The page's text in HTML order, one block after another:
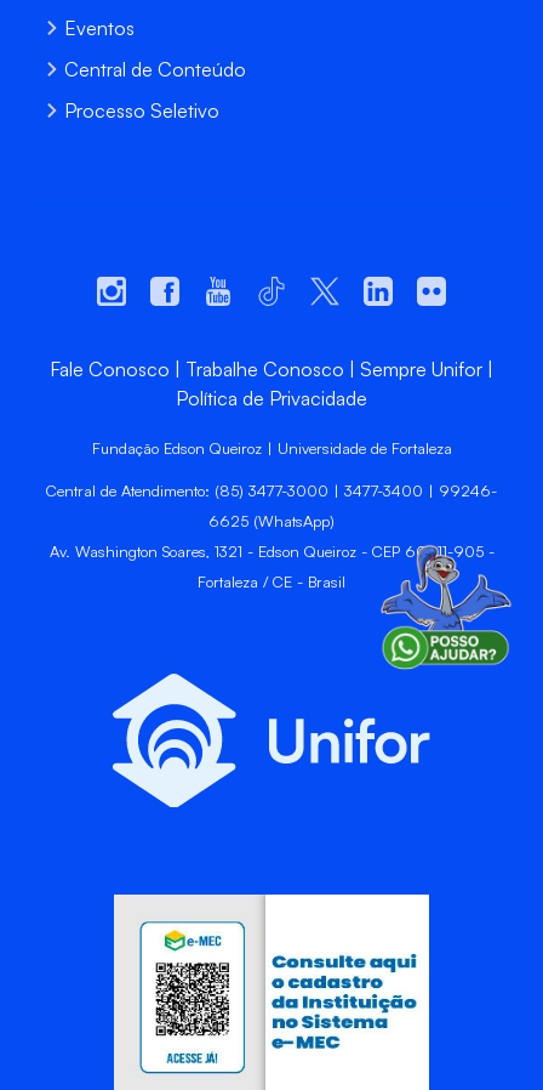
Eventos
Central de Conteúdo
Processo Seletivo
Fale Conosco Trabalhe Conosco
Sempre Unifor
Política de Privacidade
Fundação Edson Queiroz | Universidade de Fortaleza
Central de Atendimento: (85) 3477-3000 | 3477-3400 | 99246-
6625 (WhatsApp)
Av. Washington Soares, 1321 - Edson Queiroz - CEP 60811-905 -
Fortaleza / CE - Brasil